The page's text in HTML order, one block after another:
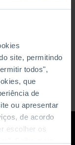
site, permitindo
todos",
que
de
ou apresentar
de acordo
escolher os